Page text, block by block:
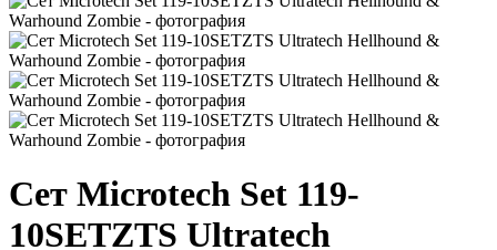
Сет Microtech Set 119-
10SETZTS Ultratech